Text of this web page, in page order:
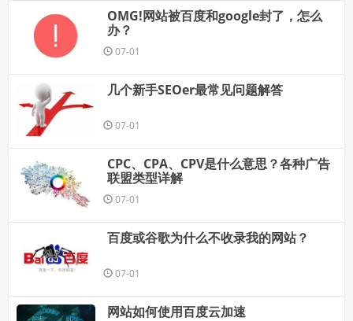
OMG!网站被百度和google封了，怎么
办？
07-01
几个新手SEOer最常见问题解答
07-01
CPC、CPA、CPV是什么意思？各种广告
联盟类型详解
07-01
百度或谷歌为什么不收录我的网站？
07-01
网站如何使用百度云加速